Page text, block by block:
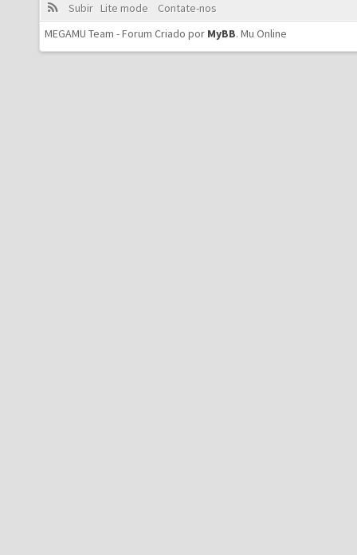
Subir Lite mode
Contate-nos
MEGAMU Team - Forum Criado por MyBB. Mu Online